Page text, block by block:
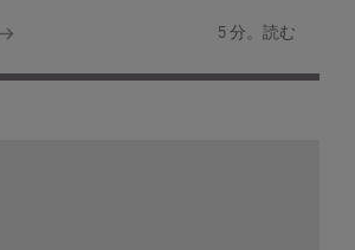
5 分。読む